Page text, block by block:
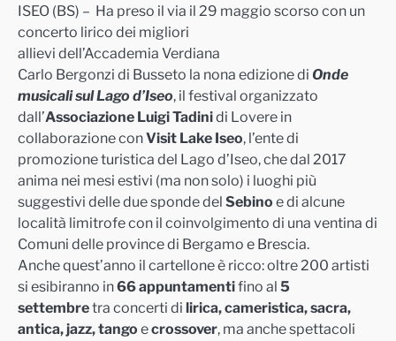
ISEO (BS) – Ha preso il via il 29 maggio scorso con un
concerto lirico dei migliori
allievi dell’Accademia Verdiana
Carlo Bergonzi di Busseto la nona edizione di Onde
musicali sul Lago d’Iseo, il festival organizzato
dall’Associazione Luigi Tadinidi Lovere in
collaborazione conVisit Lake Iseo, l’ente di
promozione turistica del Lago d’Iseo, che dal 2017
anima nei mesi estivi (ma non solo) i luoghi più
suggestivi delle due sponde del Sebino e di alcune
località limitrofe con il coinvolgimento di una ventina di
Comuni delle province di Bergamo e Brescia.
Anche quest’anno il cartellone è ricco: oltre 200 artisti
si esibiranno in66appuntamentifino al 5
settembretra concerti di lirica, cameristica, sacra,
antica, jazz, tango ecrossover, ma anche spettacoli